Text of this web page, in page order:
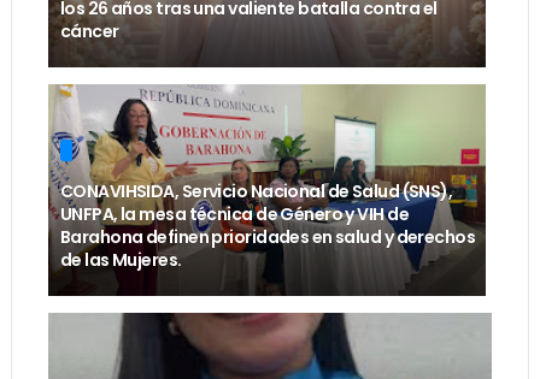
los 26 años tras una valiente batalla contra el
cáncer
CONAVIHSIDA, Servicio Nacional de Salud (SNS),
UNFPA, la mesa técnica de Género y VIH de
Barahona definen prioridades en salud y derechos
de las Mujeres.